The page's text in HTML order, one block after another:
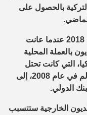
بالحصول على
.
في صيف 2018 عندما عانت
بالعملة المحلية
التي كانت تحتل
العالم في عام 2008، إلى
الدولي.
الخارجية ستتسبب